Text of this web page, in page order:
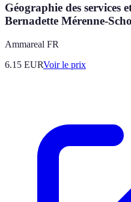
Géographie des services
Bernadette Mérenne-
Ammareal FR
6.15 EURVoir le prix